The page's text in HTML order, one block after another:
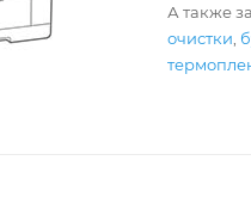
А также
очистки